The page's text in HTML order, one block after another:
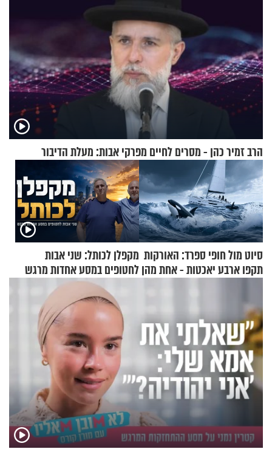
הרב זמיר כהן - מסרים לחיים מפרקי אבות: מעלת הדיבור
סיוט מול חופי ספרד: האורקות
תקפו ארבע יאכטות - אחת מהן
מקפלן לכותל: שני אבות
לחטופים במסע אחדות מרגש